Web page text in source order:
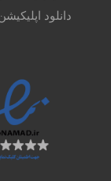
دانلود اپلیکیشن